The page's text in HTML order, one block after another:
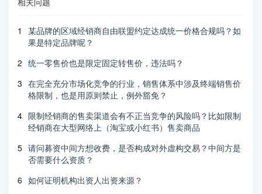
1
某品牌的区域经销商自由联盟约定达成统一价格合规吗？如
果是特定品牌呢？
2 统一零售价也是限定固定转售价，违法吗？
3 在完全充分市场化竞争的行业，销售体系中涉及终端销售价
格限制，也是用原则禁止，例外豁免？
4 限制经销商的售卖渠道会有不正当竞争的风险吗？比如限制
经销商在大型网络上（淘宝或小红书）售卖商品
5 请问募资中间方想收费，是否构成对外虚构交易？中间方是
否需要什么资质？
6 如何证明机构出资人出资来源？